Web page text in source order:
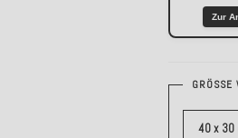
Zur
GRÖSSE
40 x 30